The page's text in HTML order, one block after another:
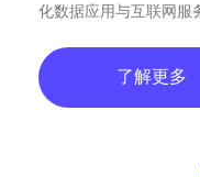
化数据应用与互联网服
了解更多